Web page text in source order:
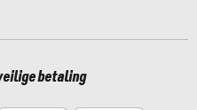
betaling